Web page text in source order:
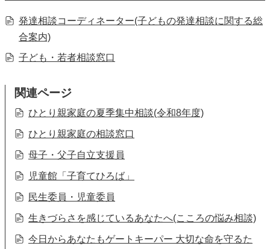
発達相談コーディネーター(子どもの発達相談に関する総
合案内)
子ども・若者相談窓口
関連ページ
ひとり親家庭の夏季集中相談(令和8年度)
ひとり親家庭の相談窓口
母子・父子自立支援員
児童館「子育てひろば」
民生委員・児童委員
生きづらさを感じているあなたへ(こころの悩み相談)
今日からあなたもゲートキーパー 大切な命を守るた